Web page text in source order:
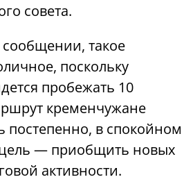
совета.
сообщении, такое
поскольку
пробежать 10
кременчужане
постепенно, в спокойном
— приобщить новых
активности.